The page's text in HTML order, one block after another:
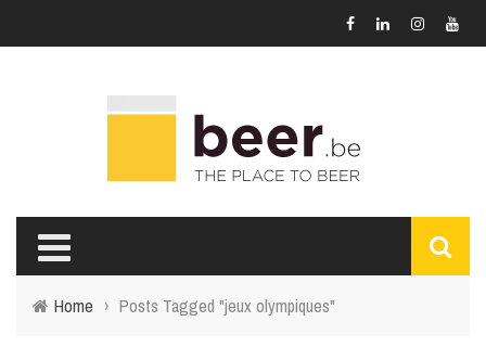
Home › Posts Tagged "jeux olympiques"